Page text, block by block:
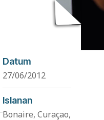
Datum
27/06/2012
Islanan
Bonaire, Curaçao,